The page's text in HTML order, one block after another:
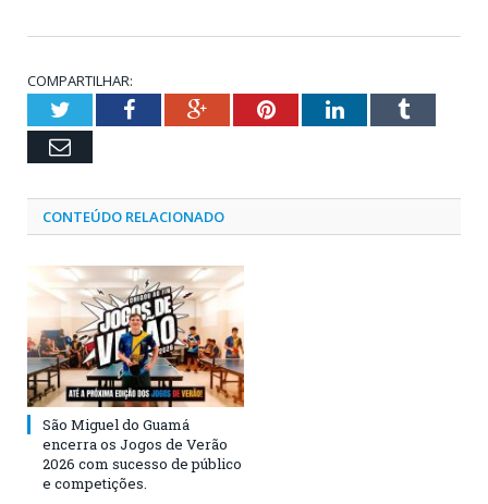
COMPARTILHAR:
TwitterFacebookGoogle+PinterestLinkedInTumblr
Email
CONTEÚDO RELACIONADO
São Miguel do Guamá
encerra os Jogos de Verão
2026 com sucesso de público
e competições.